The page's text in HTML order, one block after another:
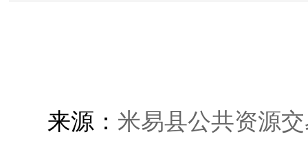
来源： 米易县公共资源